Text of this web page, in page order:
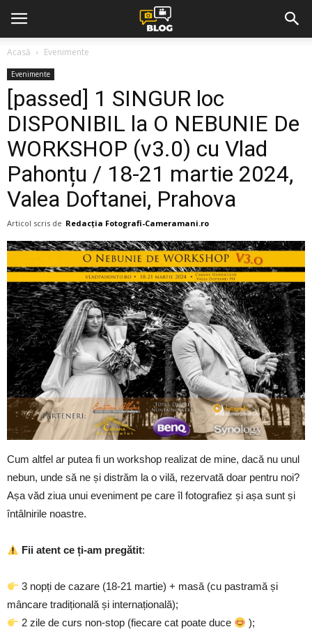
Acasă Evenimente
Evenimente
[passed] 1 SINGUR loc
DISPONIBIL la O NEBUNIE De
WORKSHOP (v3.0) cu Vlad
Pahonțu / 18-21 martie 2024,
Valea Doftanei, Prahova
Articol scris de Redacția Fotografi-Cameramani.ro
Cum altfel ar putea fi un workshop realizat de mine, dacă nu unul
nebun, unde să ne și distrăm la o vilă, rezervată doar pentru noi?
Așa văd ziua unui eveniment pe care îl fotografiez și așa sunt și
întâlnirile noastre.
Fii atent ce ți-am pregătit:
3 nopți de cazare (18-21 martie) + masă (cu pastramă și
mâncare tradițională și internațională);
2 zile de curs non-stop (fiecare cat poate duce
);